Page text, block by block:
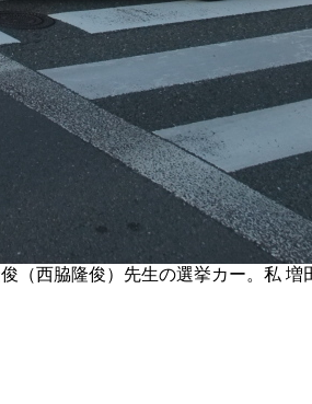
西脇隆俊）先生の選挙カー。私